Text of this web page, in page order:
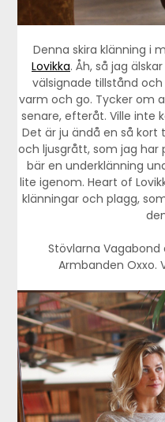
Denna skira klänning i
Lovikka. Åh, så jag
välsignade tillstånd
varm och go. Tycker om
senare, efteråt. Ville inte
Det är ju ändå en så kort
och ljusgrått, som jag har
bär en underklänning
lite igenom. Heart of
klänningar och plagg,
Stövlarna
Armbanden Oxxo.